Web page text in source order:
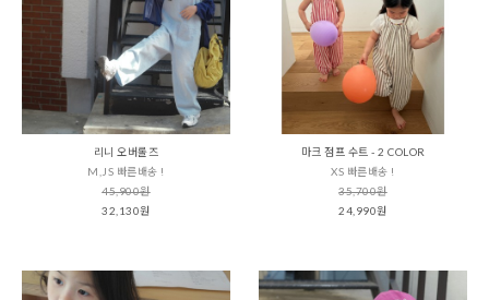
리니 오버롤즈
M,JS 빠른배송 !
45,900원
32,130원
마크 점프 수트 - 2 COLOR
XS 빠른배송 !
35,700원
24,990원